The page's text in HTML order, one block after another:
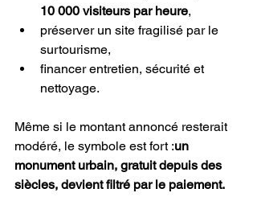
10 000 visiteurs par heure,
préserver un site fragilisé par le
surtourisme,
financer entretien, sécurité et
nettoyage.
Même si le montant annoncé resterait
modéré, le symbole est fort :un
monument urbain, gratuit depuis des
siècles, devient filtré par le paiement.